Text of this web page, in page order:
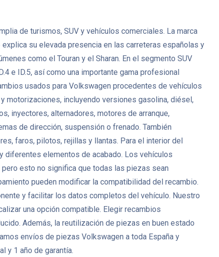
de turismos, SUV y vehículos comerciales. La marca
su elevada presencia en las carreteras españolas y
como el Touran y el Sharan. En el segmento SUV
e ID.5, así como una importante gama profesional
usados para Volkswagen procedentes de vehículos
motorizaciones, incluyendo versiones gasolina, diésel,
inyectores, alternadores, motores de arranque,
de dirección, suspensión o frenado. También
faros, pilotos, rejillas y llantas. Para el interior del
diferentes elementos de acabado. Los vehículos
esto no significa que todas las piezas sean
pueden modificar la compatibilidad del recambio.
y facilitar los datos completos del vehículo. Nuestro
una opción compatible. Elegir recambios
Además, la reutilización de piezas en buen estado
envíos de piezas Volkswagen a toda España y
y 1 año de garantía.